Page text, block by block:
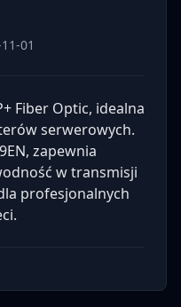
01
Fiber Optic, idealna
serwerowych.
zapewnia
w transmisji
profesjonalnych